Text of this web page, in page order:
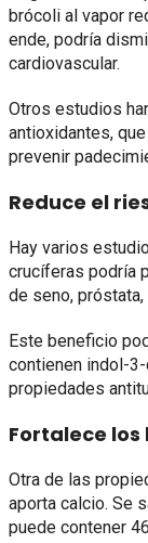
brócoli al vapor
ende, podría
cardiovascular.
Otros estudios
antioxidantes,
prevenir
Reduce el
Hay varios
crucíferas podría
de seno,
Este beneficio
contienen indol-
propiedades
Fortalece los
Otra de las
aporta calcio. Se
puede contener